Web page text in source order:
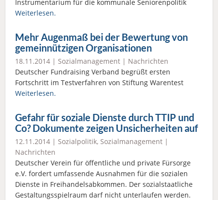
Instrumentarium für die kommunale Seniorenpolitik
Weiterlesen.
Mehr Augenmaß bei der Bewertung von
gemeinnützigen Organisationen
18.11.2014 | Sozialmanagement | Nachrichten
Deutscher Fundraising Verband begrüßt ersten
Fortschritt im Testverfahren von Stiftung Warentest
Weiterlesen.
Gefahr für soziale Dienste durch TTIP und
Co? Dokumente zeigen Unsicherheiten auf
12.11.2014 | Sozialpolitik, Sozialmanagement |
Nachrichten
Deutscher Verein für öffentliche und private Fürsorge
e.V. fordert umfassende Ausnahmen für die sozialen
Dienste in Freihandelsabkommen. Der sozialstaatliche
Gestaltungsspielraum darf nicht unterlaufen werden.